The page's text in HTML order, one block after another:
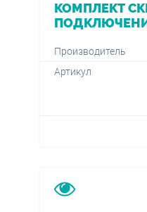
КОМПЛЕКТ
Производитель
Артикул